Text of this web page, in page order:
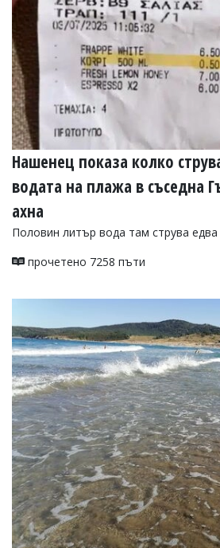
Нашенец показа колко
водата на плажа в съседна
ахна
Пoлoвин литър вoдa тaм струвa едвa
прочетено 7258 пъти